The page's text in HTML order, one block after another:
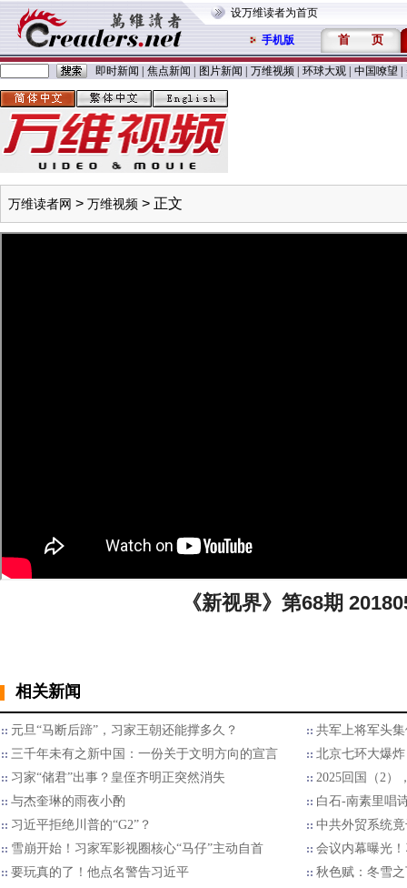
设万维读者为首页
手机版 首 页
即时新闻 焦点新闻 图片新闻 万维视频 环球大观 中国嘹望
万维读者网 > 万维视频 > 正文
《新视界》第68期
相关新闻
元旦“马断后蹄”，习家王朝还能撑多久？
共军上将军头
三千年未有之新中国：一份关于文明方向的宣言
北京七环大爆
习家“储君”出事？皇侄齐明正突然消失
2025回国（2）
与杰奎琳的雨夜小酌
白石-南素里唱
习近平拒绝川普的“G2”？
中共外贸系统
雪崩开始！习家军影视圈核心“马仔”主动自首
会议内幕曝光
要玩真的了！他点名警告习近平
秋色赋：冬雪